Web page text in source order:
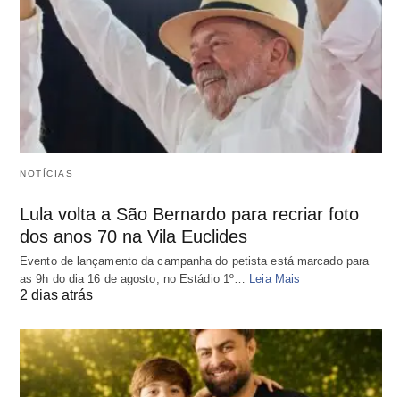
NOTÍCIAS
Lula volta a São Bernardo para recriar foto
dos anos 70 na Vila Euclides
Evento de lançamento da campanha do petista está marcado para
as 9h do dia 16 de agosto, no Estádio 1º…
Leia Mais
2 dias atrás